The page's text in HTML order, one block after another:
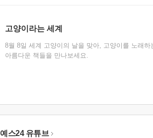
고양이라는 세계
8월 8일 세계 고양이의 날을 맞아, 고양이를 노래하
아름다운 책들을 만나보세요.
예스24 유튜브